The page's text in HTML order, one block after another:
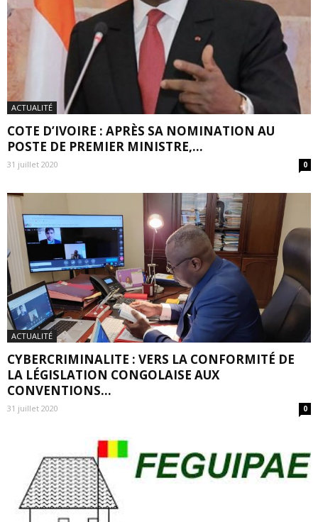
ACTUALITÉ
COTE D’IVOIRE : APRÈS SA NOMINATION AU
POSTE DE PREMIER MINISTRE,...
31 juillet 2020 0
ACTUALITÉ
CYBERCRIMINALITE : VERS LA CONFORMITÉ DE
LA LÉGISLATION CONGOLAISE AUX
CONVENTIONS...
31 juillet 2020 0